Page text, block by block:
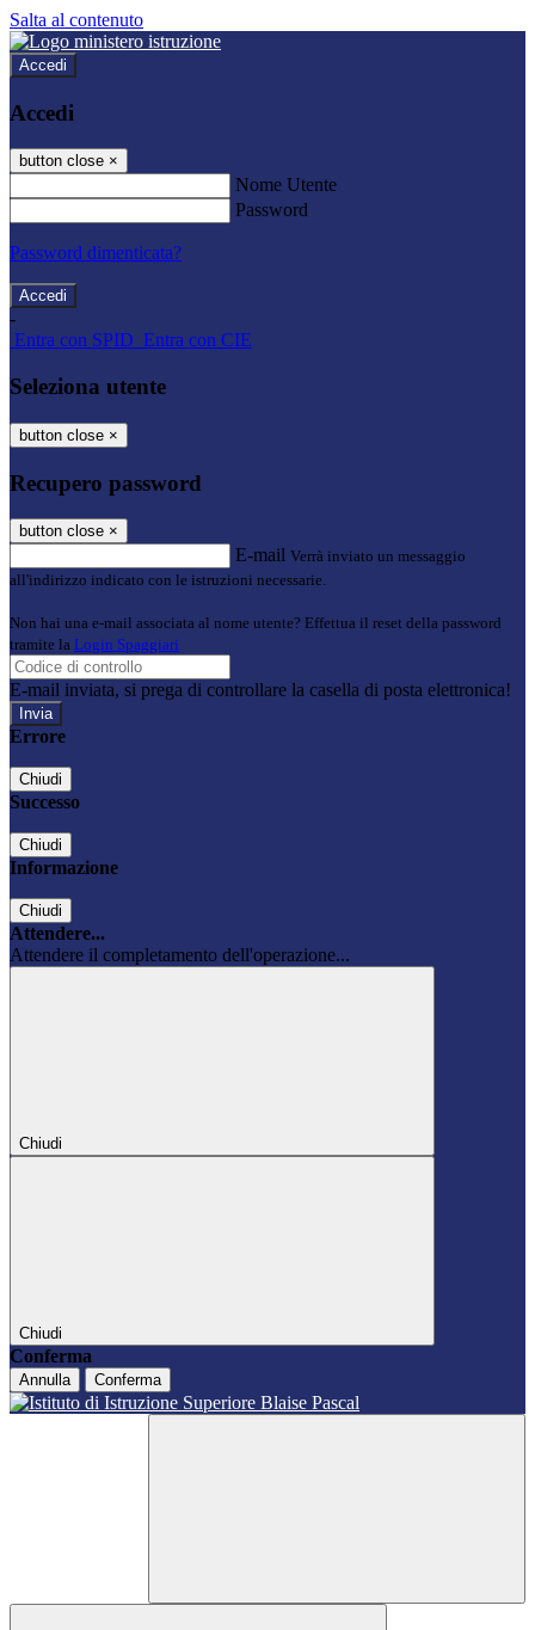
Salta al contenuto
Accedi
Accedi
button close ×
Nome Utente
Password
Password dimenticata?
-
Entra con SPID Entra con CIE
Seleziona utente
button close ×
Recupero password
button close ×
E-mail Verrà inviato un messaggio
all'indirizzo indicato con le istruzioni necessarie.
Non hai una e-mail associata al nome utente? Effettua il reset della password
tramite la Login Spaggiari
E-mail inviata, si prega di controllare la casella di posta elettronica!
Errore
Chiudi
Successo
Chiudi
Informazione
Chiudi
Attendere...
Attendere il completamento dell'operazione...
Chiudi
Chiudi
Conferma
Annulla Conferma